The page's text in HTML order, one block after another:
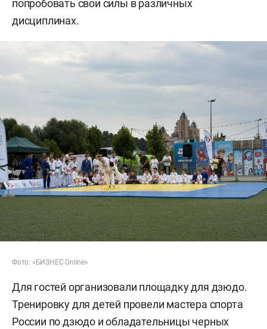
попробовать свои силы в различных
дисциплинах.
Фото: «БИЗНЕС Online»
Для гостей организовали площадку для дзюдо.
Тренировку для детей провели мастера спорта
России по дзюдо и обладательницы черных